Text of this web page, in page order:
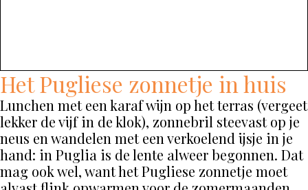
Het Pugliese zonnetje in huis
Lunchen met een karaf wijn op het terras (vergeet
lekker de vijf in de klok), zonnebril steevast op je
neus en wandelen met een verkoelend ijsje in je
hand: in Puglia is de lente alweer begonnen. Dat
mag ook wel, want het Pugliese zonnetje moet